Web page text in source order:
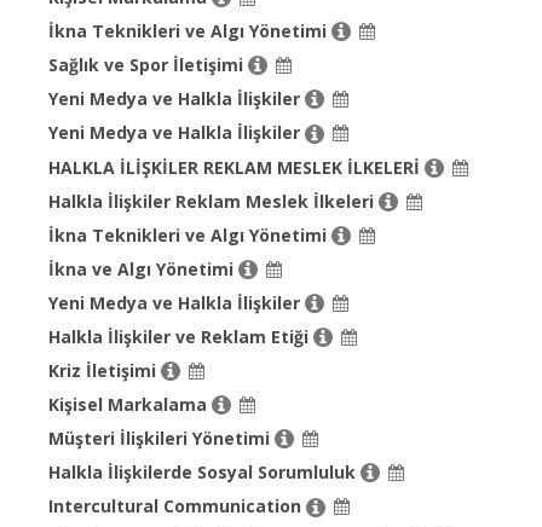
İkna Teknikleri ve Algı Yönetimi
Sağlık ve Spor İletişimi
Yeni Medya ve Halkla İlişkiler
Yeni Medya ve Halkla İlişkiler
HALKLA İLİŞKİLER REKLAM MESLEK İLKELERİ
Halkla İlişkiler Reklam Meslek İlkeleri
İkna Teknikleri ve Algı Yönetimi
İkna ve Algı Yönetimi
Yeni Medya ve Halkla İlişkiler
Halkla İlişkiler ve Reklam Etiği
Kriz İletişimi
Kişisel Markalama
Müşteri İlişkileri Yönetimi
Halkla İlişkilerde Sosyal Sorumluluk
Intercultural Communication